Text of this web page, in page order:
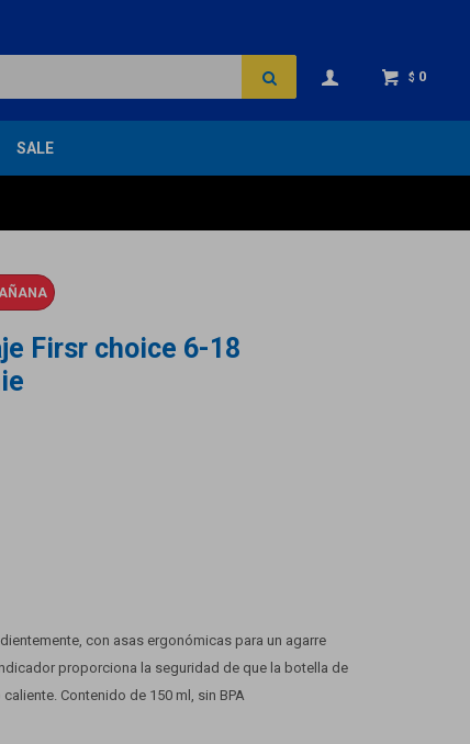
SALE
$ 0
Firsr choice 6-18
con asas ergonómicas para un agarre
proporciona la seguridad de que la botella de
Contenido de 150 ml, sin BPA